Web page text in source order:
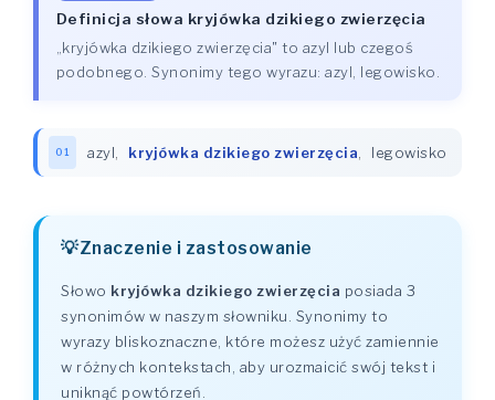
Definicja słowa kryjówka dzikiego zwierzęcia
„kryjówka dzikiego zwierzęcia" to azyl lub czegoś
podobnego. Synonimy tego wyrazu: azyl, legowisko.
01 azyl, kryjówka dzikiego zwierzęcia, legowisko
Znaczenie i zastosowanie
Słowo kryjówka dzikiego zwierzęcia posiada 3
synonimów w naszym słowniku. Synonimy to
wyrazy bliskoznaczne, które możesz użyć zamiennie
w różnych kontekstach, aby urozmaicić swój tekst i
uniknąć powtórzeń.